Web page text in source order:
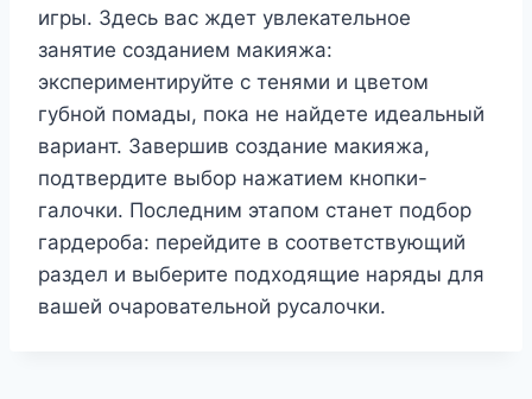
игры. Здесь вас ждет увлекательное
занятие созданием макияжа:
экспериментируйте с тенями и цветом
губной помады, пока не найдете идеальный
вариант. Завершив создание макияжа,
подтвердите выбор нажатием кнопки-
галочки. Последним этапом станет подбор
гардероба: перейдите в соответствующий
раздел и выберите подходящие наряды для
вашей очаровательной русалочки.